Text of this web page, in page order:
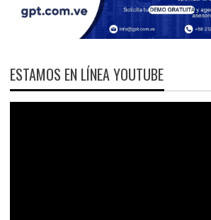
ESTAMOS EN LÍNEA YOUTUBE